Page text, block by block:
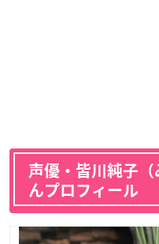
声優・皆川純子
んプロフィール